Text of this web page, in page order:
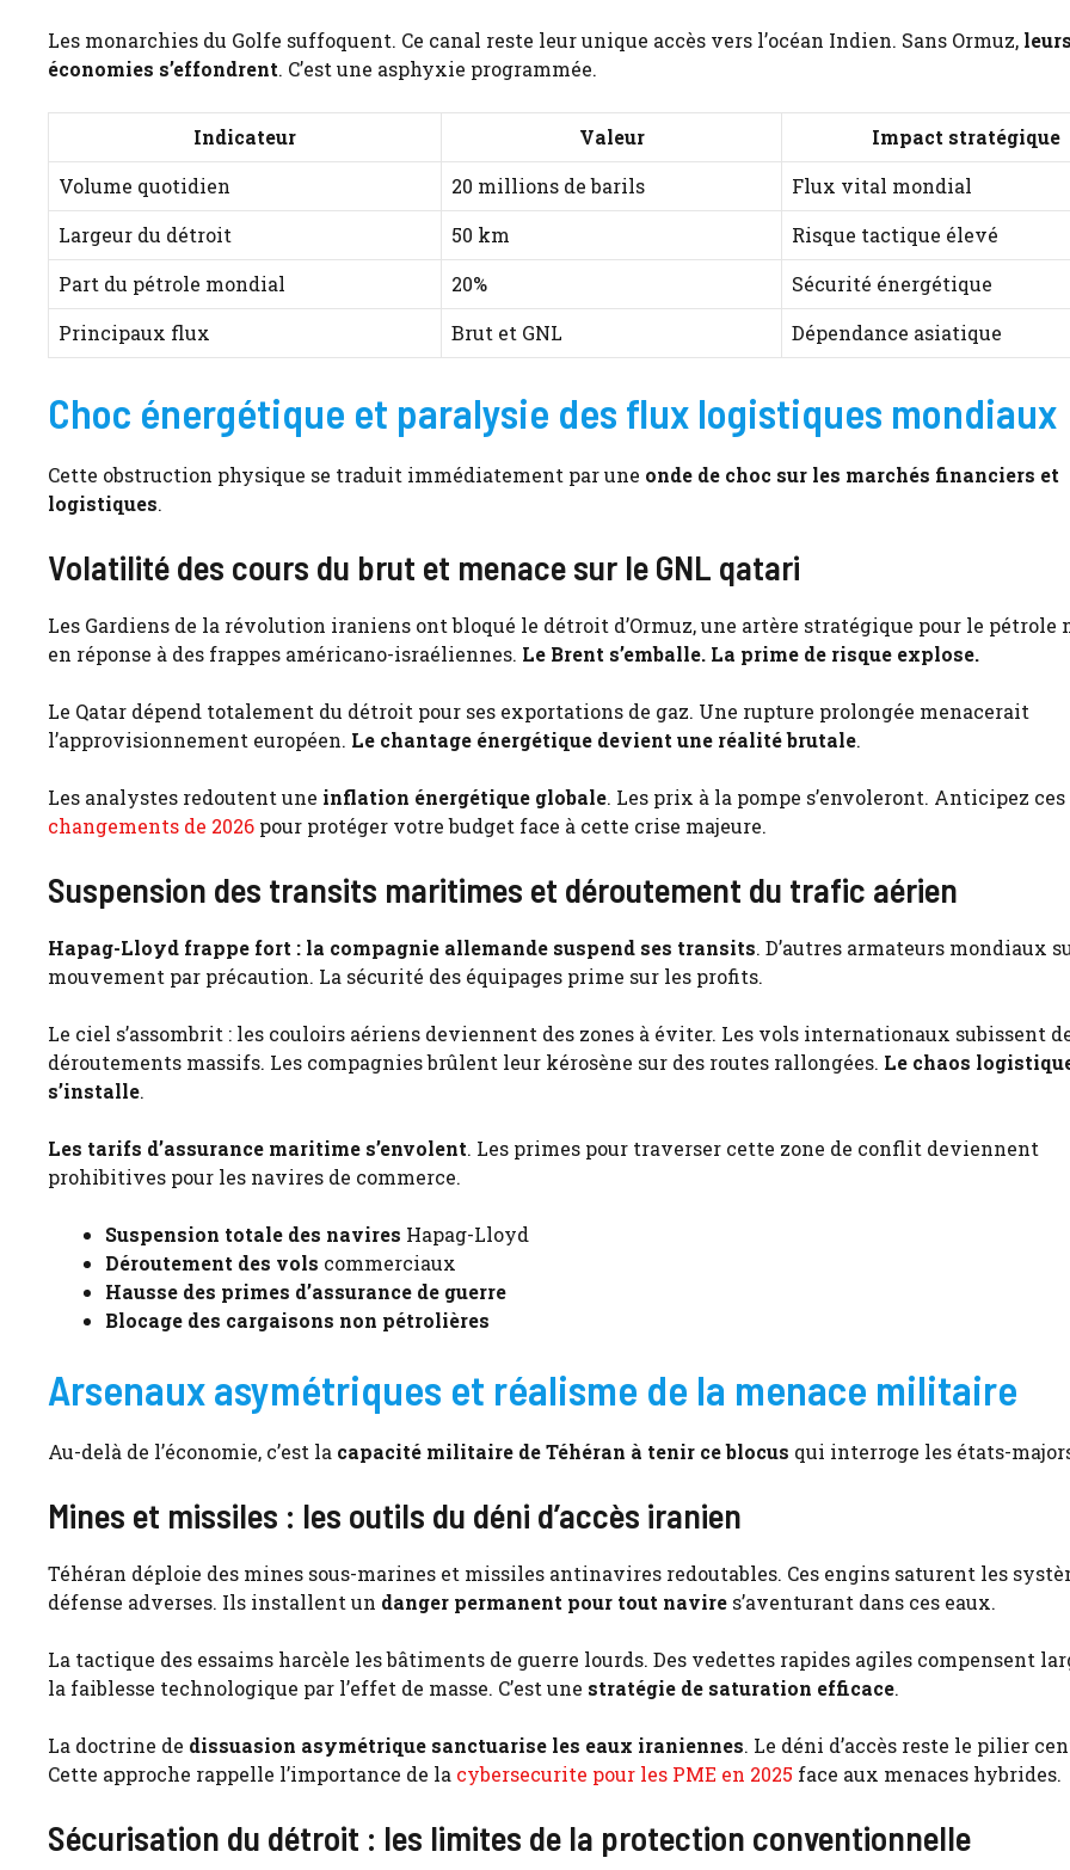
Les monarchies du Golfe suffoquent. Ce canal reste leur unique accès vers l’océan Indien. Sans Ormuz, leurs
économies s’effondrent. C’est une asphyxie programmée.
Indicateur Valeur
Impact stratégique
Volume quotidien
20 millions de barils
Flux vital mondial
Largeur du détroit
50 km
Risque tactique élevé
Part du pétrole mondial
20%
Sécurité énergétique
Principaux flux
Brut et GNL Dépendance asiatique
Choc énergétique et paralysie des flux logistiques mondiaux
Cette obstruction physique se traduit immédiatement par une onde de choc sur les marchés financiers et
logistiques.
Volatilité des cours du brut et menace sur le GNL qatari
Les Gardiens de la révolution iraniens ont bloqué le détroit d’Ormuz, une artère stratégique pour le pétrole
en réponse à des frappes américano-israéliennes. Le Brent s’emballe. La prime de risque explose.
Le Qatar dépend totalement du détroit pour ses exportations de gaz. Une rupture prolongée menacerait
l’approvisionnement européen. Le chantage énergétique devient une réalité brutale.
Les analystes redoutent une inflation énergétique globale. Les prix à la pompe s’envoleront. Anticipez ces
changements de 2026 pour protéger votre budget face à cette crise majeure.
Suspension des transits maritimes et déroutement du trafic aérien
Hapag-Lloyd frappe fort : la compagnie allemande suspend ses transits. D’autres armateurs mondiaux
mouvement par précaution. La sécurité des équipages prime sur les profits.
Le ciel s’assombrit : les couloirs aériens deviennent des zones à éviter. Les vols internationaux subissent
déroutements massifs. Les compagnies brûlent leur kérosène sur des routes rallongées. Le chaos
s’installe.
Les tarifs d’assurance maritime s’envolent. Les primes pour traverser cette zone de conflit deviennent
prohibitives pour les navires de commerce.
Suspension totale des navires Hapag-Lloyd
Déroutement des vols commerciaux
Hausse des primes d’assurance de guerre
Blocage des cargaisons non pétrolières
Arsenaux asymétriques et réalisme de la menace militaire
Au-delà de l’économie, c’est la capacité militaire de Téhéran à tenir ce blocus qui interroge les états-
Mines et missiles : les outils du déni d’accès iranien
Téhéran déploie des mines sous-marines et missiles antinavires redoutables. Ces engins saturent les
défense adverses. Ils installent un danger permanent pour tout navire s’aventurant dans ces eaux.
La tactique des essaims harcèle les bâtiments de guerre lourds. Des vedettes rapides agiles compensent
la faiblesse technologique par l’effet de masse. C’est une stratégie de saturation efficace.
La doctrine de dissuasion asymétrique sanctuarise les eaux iraniennes. Le déni d’accès reste le pilier
Cette approche rappelle l’importance de la cybersecurite pour les PME en 2025 face aux menaces hybrides.
Sécurisation du détroit : les limites de la protection conventionnelle